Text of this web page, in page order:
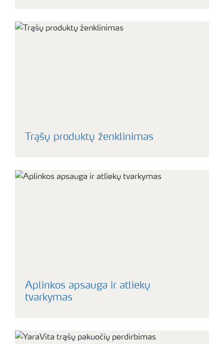
Trąšų produktų ženklinimas
Aplinkos apsauga ir atliekų
tvarkymas